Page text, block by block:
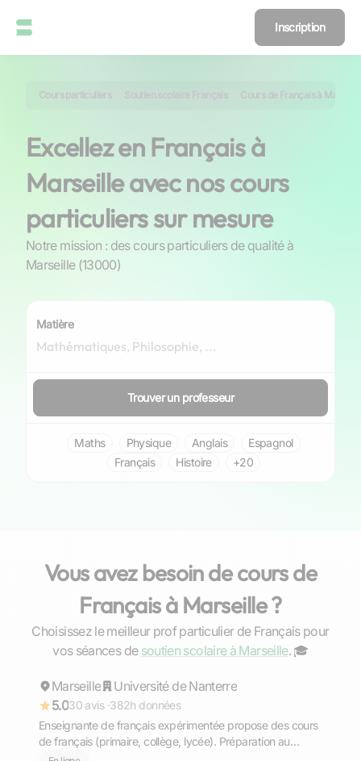
Inscription
Cours particuliers Soutien scolaire Français Cours de Français à Marseille
Excellez en Français à
Marseille avec nos cours
particuliers sur mesure
Notre mission : des cours particuliers de qualité à
Marseille (13000)
Matière
Trouver un professeur
Maths Physique Anglais
Espagnol
Français
Histoire +20
Vous avez besoin de cours de
Français à Marseille ?
Choisissez le meilleur prof particulier de Français pour
vos séances de soutien scolaire à Marseille. ‍🎓
Répond rapidement
Anne
Marseille
Université de Nanterre
5.030 avis ·382h données
Enseignante de français expérimentée propose des cours
de français (primaire, collège, lycée). Préparation au
brevet et au bac français.